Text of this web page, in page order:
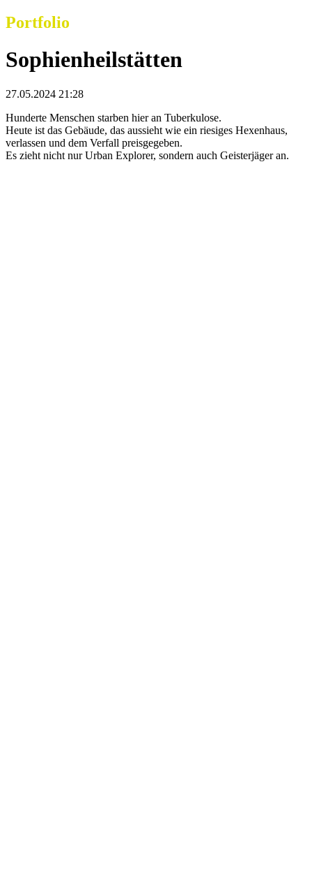
Portfolio
Sophienheilstätten
27.05.2024 21:28
Hunderte Menschen starben hier an Tuberkulose.
Heute ist das Gebäude, das aussieht wie ein riesiges Hexenhaus,
verlassen und dem Verfall preisgegeben.
Es zieht nicht nur Urban Explorer, sondern auch Geisterjäger an.